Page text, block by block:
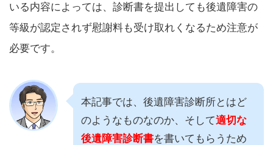
いる内容によっては、診断書を提出しても後遺障害の
等級が認定されず慰謝料も受け取れくなるため注意が
必要です。
本記事では、後遺障害診断所とはど
のようなものなのか、そして適切な
後遺障害診断書を書いてもらうため